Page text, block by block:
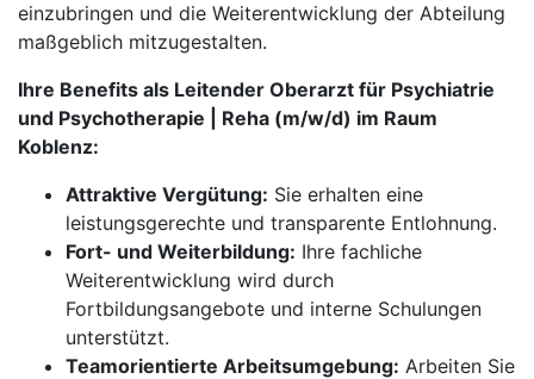
einzubringen und die Weiterentwicklung der Abteilung
maßgeblich mitzugestalten.
Ihre Benefits als Leitender Oberarzt für Psychiatrie
und Psychotherapie | Reha (m/w/d) im Raum
Koblenz:
Attraktive Vergütung: Sie erhalten eine
leistungsgerechte und transparente Entlohnung.
Fort- und Weiterbildung: Ihre fachliche
Weiterentwicklung wird durch
Fortbildungsangebote und interne Schulungen
unterstützt.
Teamorientierte Arbeitsumgebung: Arbeiten Sie